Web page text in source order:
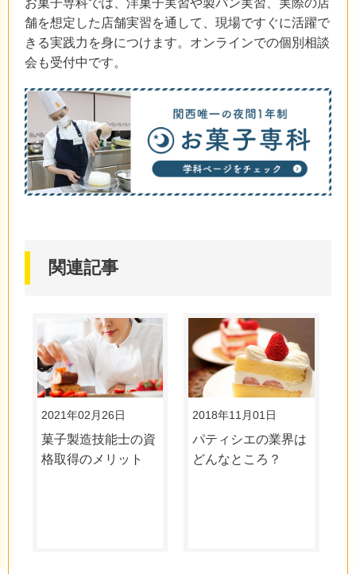
舗を想定した店舗実習を通して、現場ですぐに活躍で
きる実践力を身につけます。オンラインでの個別相談
会も受付中です。
関連記事
2021年02月26日
菓子製造技能士の資
格取得のメリット
2018年11月01日
パティシエの業界は
どんなところ？